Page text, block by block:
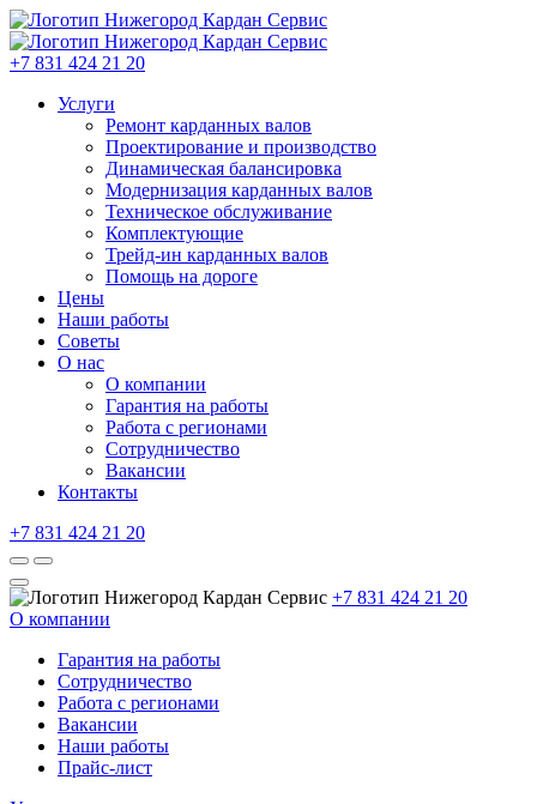
+7 831 424 21 20
Услуги
Ремонт карданных валов
Проектирование и производство
Динамическая балансировка
Модернизация карданных валов
Техническое обслуживание
Комплектующие
Трейд-ин карданных валов
Помощь на дороге
Цены
Наши работы
Советы
О нас
О компании
Гарантия на работы
Работа с регионами
Сотрудничество
Вакансии
Контакты
+7 831 424 21 20
+7 831 424 21 20
О компании
Гарантия на работы
Сотрудничество
Работа с регионами
Вакансии
Наши работы
Прайс-лист